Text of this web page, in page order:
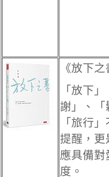
《放下
「放下
謝」、「
「旅行
提醒，更
應具備對
度。